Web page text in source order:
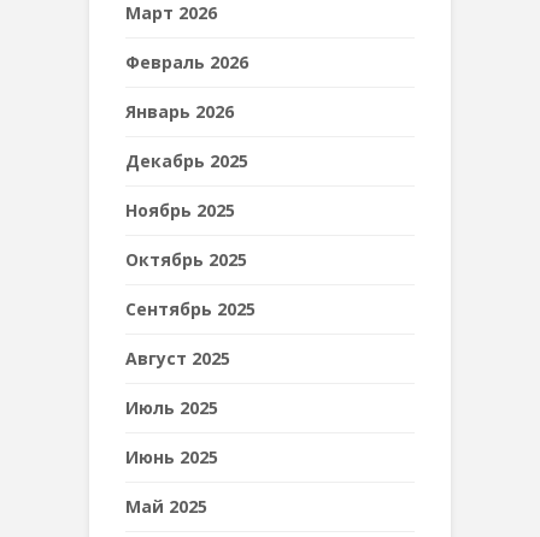
Март 2026
Февраль 2026
Январь 2026
Декабрь 2025
Ноябрь 2025
Октябрь 2025
Сентябрь 2025
Август 2025
Июль 2025
Июнь 2025
Май 2025